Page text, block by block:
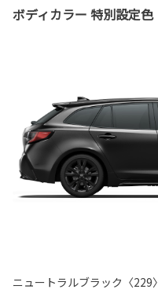
ボディカラー 特別設定色
ニュートラルブラック〈229〉